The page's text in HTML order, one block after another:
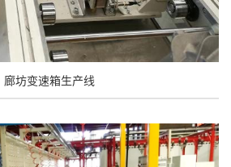
廊坊变速箱生产线